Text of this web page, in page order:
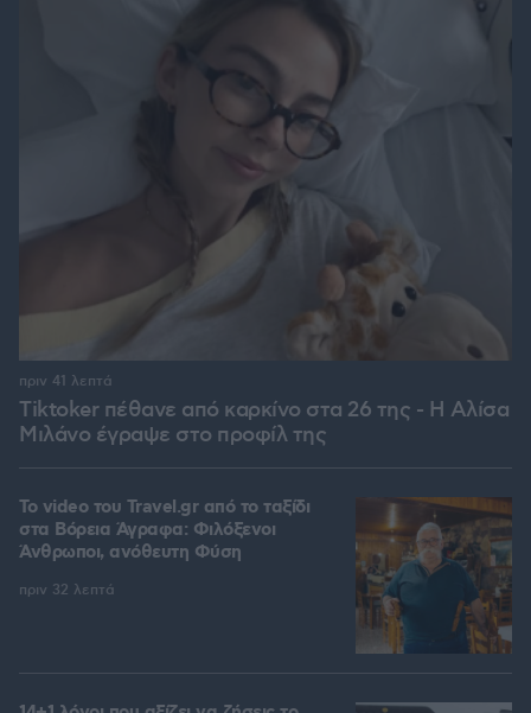
Tiktoker πέθανε από καρκίνο στα 26 της - Η Αλίσα
Μιλάνο έγραψε στο προφίλ της
πριν 41 λεπτά
To video του Travel.gr από το ταξίδι
στα Βόρεια Άγραφα: Φιλόξενοι
Άνθρωποι, ανόθευτη Φύση
πριν 32 λεπτά